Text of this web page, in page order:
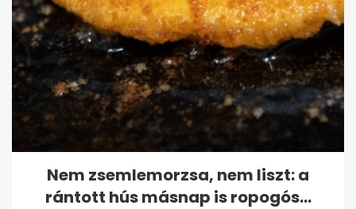
Nem zsemlemorzsa, nem liszt: a
rántott hús másnap is ropogós...